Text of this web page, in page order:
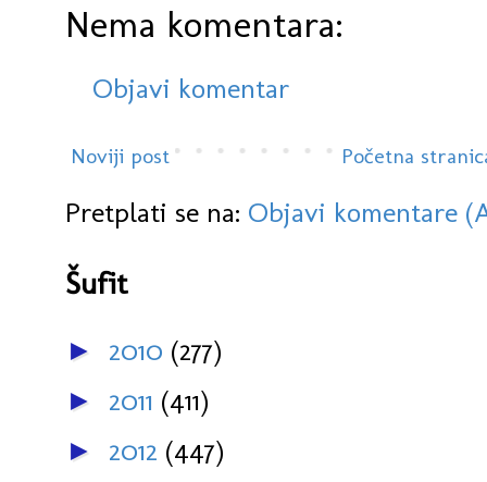
Nema komentara:
Objavi komentar
Noviji post Početna
Pretplati se na: Objavi komentare
Šufit
► 2010 (277)
► 2011 (411)
► 2012 (447)